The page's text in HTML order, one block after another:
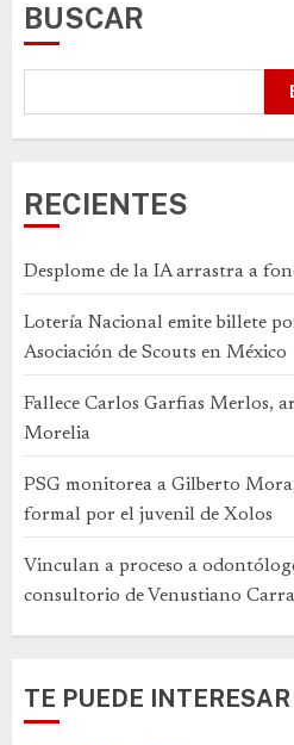
BUSCAR
RECIENTES
Desplome de la IA arrastra a
Lotería Nacional emite billete
Asociación de Scouts en México
Fallece Carlos Garfias Merlos,
Morelia
PSG monitorea a Gilberto
formal por el juvenil de Xolos
Vinculan a proceso a
consultorio de Venustiano
TE PUEDE INTERESAR